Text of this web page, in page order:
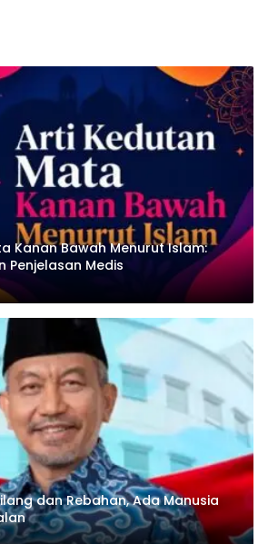
Kanan Bawah Menurut Islam:
Penjelasan Medis
dan Rebahan, Ada Manusia